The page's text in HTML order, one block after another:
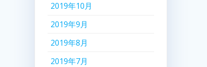
2019年10月
2019年9月
2019年8月
2019年7月